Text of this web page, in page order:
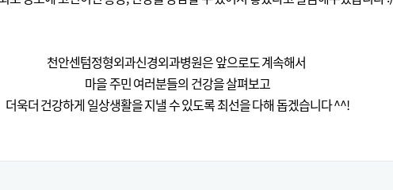
천안센텀정형외과신경외과병원은 앞으로도 계속해서
마을 주민 여러분들의 건강을 살펴보고
더욱더 건강하게 일상생활을 지낼 수 있도록 최선을 다해 돕겠습니다 ^^!